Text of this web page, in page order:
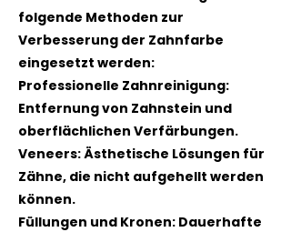
folgende Methoden zur
Verbesserung der Zahnfarbe
eingesetzt werden:
Professionelle Zahnreinigung:
Entfernung von Zahnstein und
oberflächlichen Verfärbungen.
Veneers: Ästhetische Lösungen für
Zähne, die nicht aufgehellt werden
können.
Füllungen und Kronen: Dauerhafte